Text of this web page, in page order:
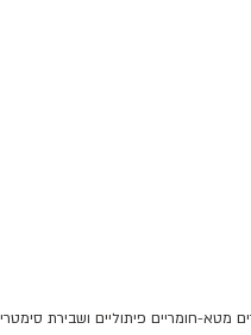
מטא-חומריים פיתוליים ושבירת